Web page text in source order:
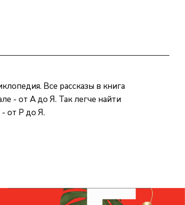
Все рассказы в книга
- от А до Я. Так легче найти
- от Р до Я.